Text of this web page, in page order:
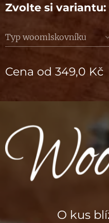
Zvolte si variantu:
Typ woomlskovníku
Cena od 349,0 Kč
O kus